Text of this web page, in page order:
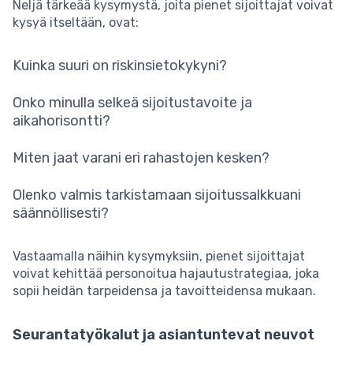
Neljä tärkeää kysymystä, joita pienet sijoittajat voivat
kysyä itseltään, ovat:
Kuinka suuri on riskinsietokykyni?
Onko minulla selkeä sijoitustavoite ja
aikahorisontti?
Miten jaat varani eri rahastojen kesken?
Olenko valmis tarkistamaan sijoitussalkkuani
säännöllisesti?
Vastaamalla näihin kysymyksiin, pienet sijoittajat
voivat kehittää personoitua hajautustrategiaa, joka
sopii heidän tarpeidensa ja tavoitteidensa mukaan.
Seurantatyökalut ja asiantuntevat neuvot